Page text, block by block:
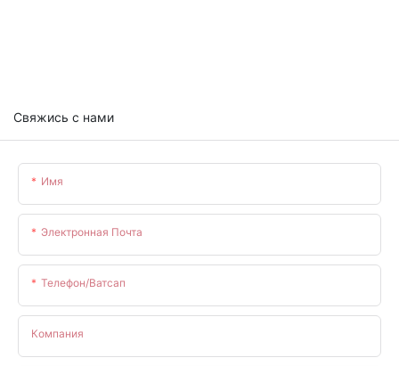
Свяжись с нами
Имя
Электронная Почта
Телефон/ватсап
Компания